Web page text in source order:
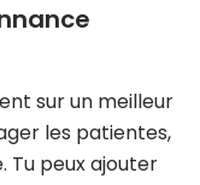
sur un meilleur
les patientes,
Tu peux ajouter